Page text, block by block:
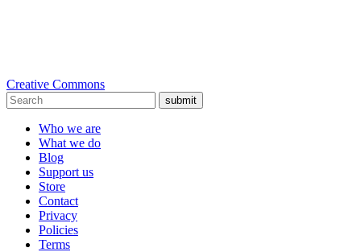
Creative Commons
submit
Who we are
What we do
Blog
Support us
Store
Contact
Privacy
Policies
Terms